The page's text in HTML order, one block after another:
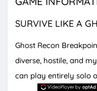
SURVIVE LIKE A
Ghost Recon
diverse, hostile, and
can play entirely solo